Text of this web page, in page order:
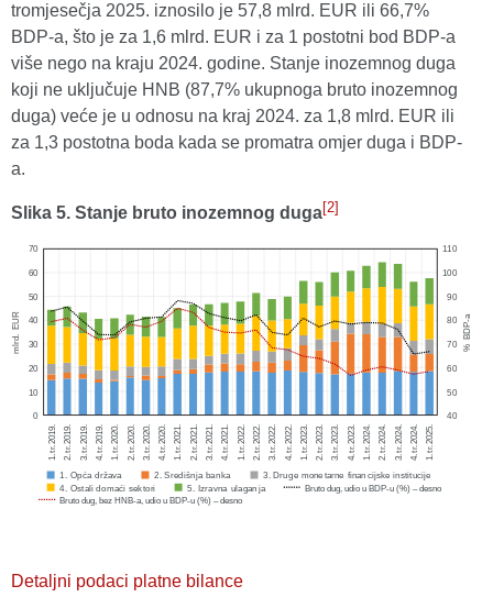
tromjesečja 2025. iznosilo je 57,8 mlrd. EUR ili 66,7%
BDP-a, što je za 1,6 mlrd. EUR i za 1 postotni bod BDP-a
više nego na kraju 2024. godine. Stanje inozemnog duga
koji ne uključuje HNB (87,7% ukupnoga bruto inozemnog
duga) veće je u odnosu na kraj 2024. za 1,8 mlrd. EUR ili
za 1,3 postotna boda kada se promatra omjer duga i BDP-
a.
Slika 5. Stanje bruto inozemnog duga[2]
Detaljni podaci platne bilance